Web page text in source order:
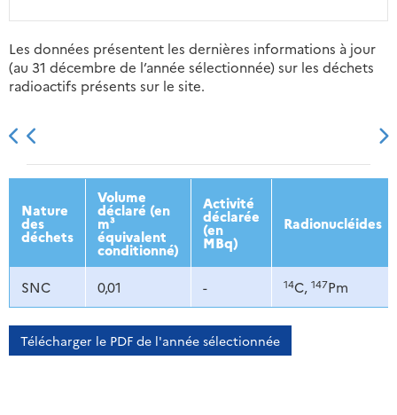
Les données présentent les dernières informations à jour
(au 31 décembre de l’année sélectionnée) sur les déchets
radioactifs présents sur le site.
2013 2014 2015 2016
Nature
des
déchets
Volume
déclaré (en
m³
équivalent
conditionné)
Activité
déclarée
(en
MBq)
Radionucléides
SNC 0,01 - 14C, 147Pm
Télécharger le PDF de l'année sélectionnée